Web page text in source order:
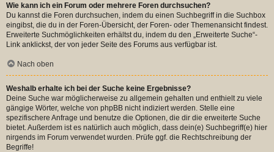
Wie kann ich ein Forum oder mehrere Foren durchsuchen?
Du kannst die Foren durchsuchen, indem du einen Suchbegriff in die Suchbox
eingibst, die du in der Foren-Übersicht, der Foren- oder Themenansicht findest.
Erweiterte Suchmöglichkeiten erhältst du, indem du den „Erweiterte Suche“-
Link anklickst, der von jeder Seite des Forums aus verfügbar ist.
Nach oben
Weshalb erhalte ich bei der Suche keine Ergebnisse?
Deine Suche war möglicherweise zu allgemein gehalten und enthielt zu viele
gängige Wörter, welche von phpBB nicht indiziert werden. Stelle eine
spezifischere Anfrage und benutze die Optionen, die dir die erweiterte Suche
bietet. Außerdem ist es natürlich auch möglich, dass dein(e) Suchbegriff(e) hier
nirgends im Forum verwendet wurden. Prüfe ggf. die Rechtschreibung der
Begriffe!